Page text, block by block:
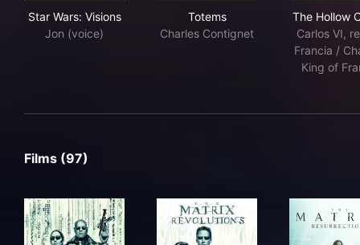
Star Wars: Visions
Jon (voice)
Totems
Charles Contignet
The Hollow
Carlos VI,
Francia /
King of
Films (97)